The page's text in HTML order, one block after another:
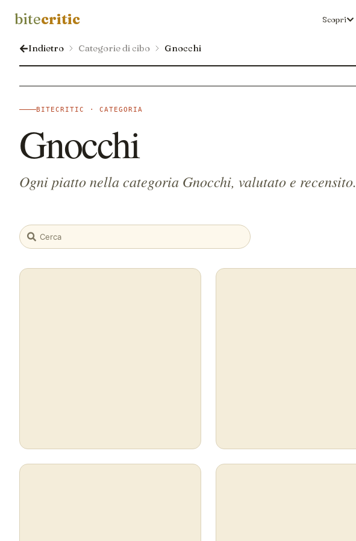
bitecritic Scopri
Indietro Categorie di cibo Gnocchi
BITECRITIC · CATEGORIA
Gnocchi
Ogni piatto nella categoria Gnocchi, valutato e recensito.